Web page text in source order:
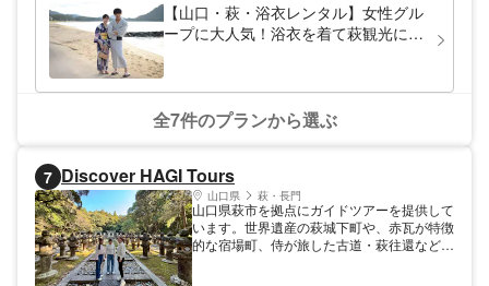
【山口・萩・浴衣レンタル】女性グル
ープに大人気！浴衣を着て萩観光に出
全7件のプランから選ぶ
7 Discover HAGI Tours
山口県 萩・長門
山口県萩市を拠点にガイドツアーを提供して
います。世界遺産の萩城下町や、赤瓦が特徴
的な宿場町、侍が旅した古道・萩往還など、